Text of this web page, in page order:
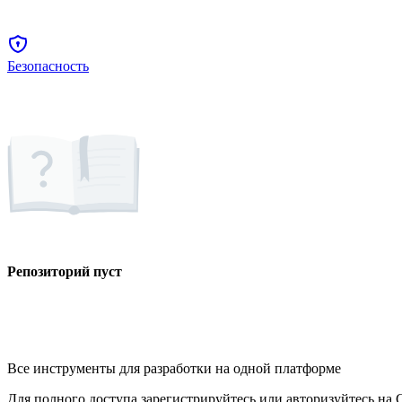
Безопасность
Репозиторий пуст
Все инструменты для разработки на одной платформе
Для полного доступа зарегистрируйтесь или авторизуйтесь на